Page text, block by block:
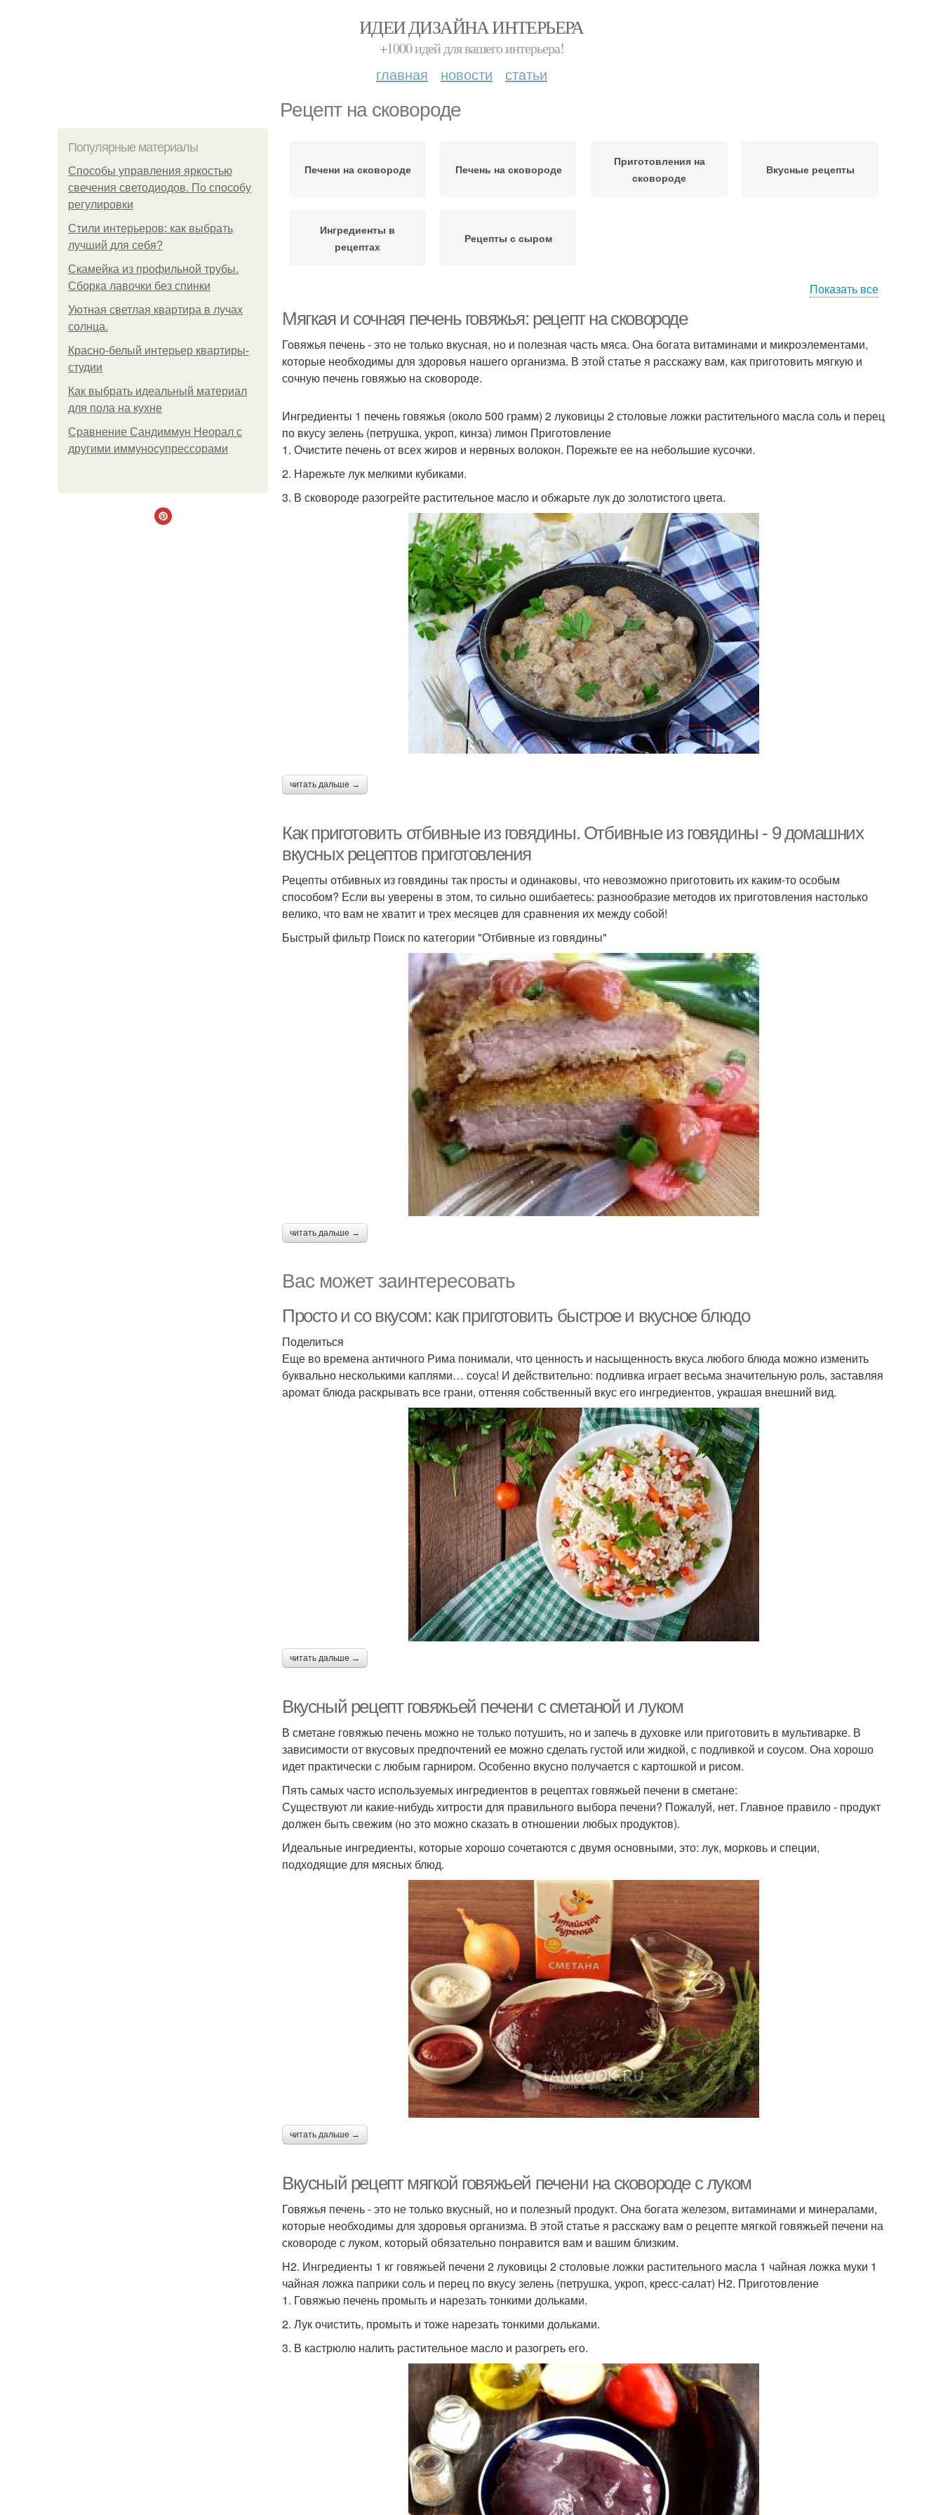
ИДЕИ ДИЗАЙНА ИНТЕРЬЕРА
+1000 идей для вашего интерьера!
главная новости статьи
Рецепт на сковороде
Популярные материалы
Способы управления яркостью
свечения светодиодов. По способу
регулировки
Стили интерьеров: как выбрать
лучший для себя?
Скамейка из профильной трубы.
Сборка лавочки без спинки
Уютная светлая квартира в лучах
солнца.
Красно-белый интерьер квартиры-
студии
Как выбрать идеальный материал
для пола на кухне
Сравнение Сандиммун Неорал с
другими иммуносупрессорами
Печени на сковороде Печень на сковороде
Приготовления на
сковороде
Вкусные рецепты
Ингредиенты в
рецептах
Рецепты с сыром
Показать все
Мягкая и сочная печень говяжья: рецепт на сковороде
Говяжья печень - это не только вкусная, но и полезная часть мяса. Она богата витаминами и микроэлементами,
которые необходимы для здоровья нашего организма. В этой статье я расскажу вам, как приготовить мягкую и
сочную печень говяжью на сковороде.
Ингредиенты 1 печень говяжья (около 500 грамм) 2 луковицы 2 столовые ложки растительного масла соль и перец
по вкусу зелень (петрушка, укроп, кинза) лимон Приготовление
1. Очистите печень от всех жиров и нервных волокон. Порежьте ее на небольшие кусочки.
2. Нарежьте лук мелкими кубиками.
3. В сковороде разогрейте растительное масло и обжарьте лук до золотистого цвета.
читать дальше →
Как приготовить отбивные из говядины. Отбивные из говядины - 9 домашних
вкусных рецептов приготовления
Рецепты отбивных из говядины так просты и одинаковы, что невозможно приготовить их каким-то особым
способом? Если вы уверены в этом, то сильно ошибаетесь: разнообразие методов их приготовления настолько
велико, что вам не хватит и трех месяцев для сравнения их между собой!
Быстрый фильтр Поиск по категории "Отбивные из говядины"
читать дальше →
Вас может заинтересовать
Просто и со вкусом: как приготовить быстрое и вкусное блюдо
Поделиться
Еще во времена античного Рима понимали, что ценность и насыщенность вкуса любого блюда можно изменить
буквально несколькими каплями… соуса! И действительно: подливка играет весьма значительную роль, заставляя
аромат блюда раскрывать все грани, оттеняя собственный вкус его ингредиентов, украшая внешний вид.
читать дальше →
Вкусный рецепт говяжьей печени с сметаной и луком
В сметане говяжью печень можно не только потушить, но и запечь в духовке или приготовить в мультиварке. В
зависимости от вкусовых предпочтений ее можно сделать густой или жидкой, с подливкой и соусом. Она хорошо
идет практически с любым гарниром. Особенно вкусно получается с картошкой и рисом.
Пять самых часто используемых ингредиентов в рецептах говяжьей печени в сметане:
Существуют ли какие-нибудь хитрости для правильного выбора печени? Пожалуй, нет. Главное правило - продукт
должен быть свежим (но это можно сказать в отношении любых продуктов).
Идеальные ингредиенты, которые хорошо сочетаются с двумя основными, это: лук, морковь и специи,
подходящие для мясных блюд.
читать дальше →
Вкусный рецепт мягкой говяжьей печени на сковороде с луком
Говяжья печень - это не только вкусный, но и полезный продукт. Она богата железом, витаминами и минералами,
которые необходимы для здоровья организма. В этой статье я расскажу вам о рецепте мягкой говяжьей печени на
сковороде с луком, который обязательно понравится вам и вашим близким.
H2. Ингредиенты 1 кг говяжьей печени 2 луковицы 2 столовые ложки растительного масла 1 чайная ложка муки 1
чайная ложка паприки соль и перец по вкусу зелень (петрушка, укроп, кресс-салат) H2. Приготовление
1. Говяжью печень промыть и нарезать тонкими дольками.
2. Лук очистить, промыть и тоже нарезать тонкими дольками.
3. В кастрюлю налить растительное масло и разогреть его.